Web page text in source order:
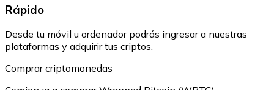
Rápido
Desde tu móvil u ordenador podrás ingresar a nuestras
plataformas y adquirir tus criptos.
Comprar criptomonedas